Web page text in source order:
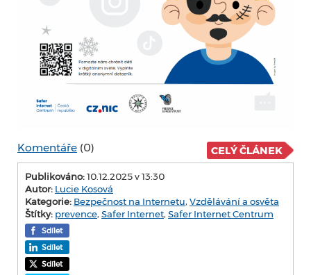
Komentáře (0) CELÝ ČLÁNEK
Publikováno:10.12.2025 v 13:30
Autor: Lucie Kosová
Kategorie: Bezpečnost na Internetu, Vzdělávání a osvěta
Štítky: prevence, Safer Internet, Safer Internet Centrum
Sdílet
Sdílet
Sdílet